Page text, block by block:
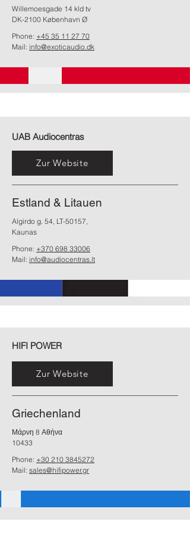
Willemoesgade 14 kld tv
DK-2100 København Ø
Phone: +45 35 11 27 70
Mail: info@exoticaudio.dk
UAB Audiocentras
Zur Website
Estland & Litauen
Algirdo g. 54, LT-50157,
Kaunas
Phone: +370 698 33006
Mail: info@audiocentras.lt
HIFI POWER
Zur Website
Griechenland
Μάρνη 8 Αθήνα
10433
Phone: +30 210 3845272
Mail: sales@hifipower.gr